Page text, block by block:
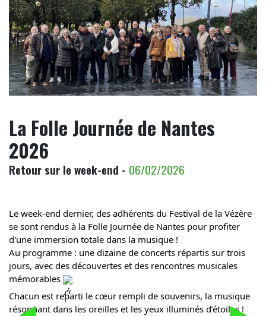
La Folle Journée de Nantes
2026
Retour sur le week-end - 06/02/2026
Le week-end dernier, des adhérents du Festival de la Vézère
se sont rendus à la Folle Journée de Nantes pour profiter
d'une immersion totale dans la musique !
Au programme : une dizaine de concerts répartis sur trois
jours, avec des découvertes et des rencontres musicales
mémorables
Chacun est reparti le cœur rempli de souvenirs, la musique
résonnant dans les oreilles et les yeux illuminés d’étoiles !